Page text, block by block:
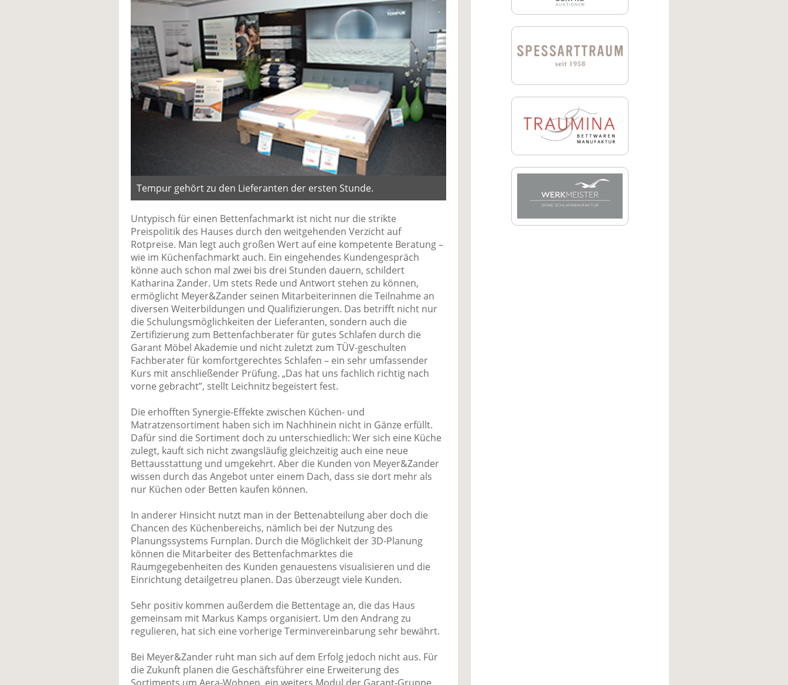
Tempur gehört zu den Lieferanten der ersten Stunde.
Untypisch für einen Bettenfachmarkt ist nicht nur die strikte
Preispolitik des Hauses durch den weitgehenden Verzicht auf
Rotpreise. Man legt auch großen Wert auf eine kompetente Beratung –
wie im Küchenfachmarkt auch. Ein eingehendes Kundengespräch
könne auch schon mal zwei bis drei Stunden dauern, schildert
Katharina Zander. Um stets Rede und Antwort stehen zu können,
ermöglicht Meyer&Zander seinen Mitarbeiterinnen die Teilnahme an
diversen Weiterbildungen und Qualifizierungen. Das betrifft nicht nur
die Schulungsmöglichkeiten der Lieferanten, sondern auch die
Zertifizierung zum Bettenfachberater für gutes Schlafen durch die
Garant Möbel Akademie und nicht zuletzt zum TÜV-geschulten
Fachberater für komfortgerechtes Schlafen – ein sehr umfassender
Kurs mit anschließender Prüfung. „Das hat uns fachlich richtig nach
vorne gebracht”, stellt Leichnitz begeistert fest.
Die erhofften Synergie-Effekte zwischen Küchen- und
Matratzensortiment haben sich im Nachhinein nicht in Gänze erfüllt.
Dafür sind die Sortiment doch zu unterschiedlich: Wer sich eine Küche
zulegt, kauft sich nicht zwangsläufig gleichzeitig auch eine neue
Bettausstattung und umgekehrt. Aber die Kunden von Meyer&Zander
wissen durch das Angebot unter einem Dach, dass sie dort mehr als
nur Küchen oder Betten kaufen können.
In anderer Hinsicht nutzt man in der Bettenabteilung aber doch die
Chancen des Küchenbereichs, nämlich bei der Nutzung des
Planungssystems Furnplan. Durch die Möglichkeit der 3D-Planung
können die Mitarbeiter des Bettenfachmarktes die
Raumgegebenheiten des Kunden genauestens visualisieren und die
Einrichtung detailgetreu planen. Das überzeugt viele Kunden.
Sehr positiv kommen außerdem die Bettentage an, die das Haus
gemeinsam mit Markus Kamps organisiert. Um den Andrang zu
regulieren, hat sich eine vorherige Terminvereinbarung sehr bewährt.
Bei Meyer&Zander ruht man sich auf dem Erfolg jedoch nicht aus. Für
die Zukunft planen die Geschäftsführer eine Erweiterung des